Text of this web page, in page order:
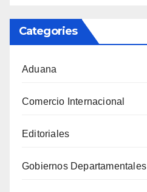
Categories
Aduana
Comercio Internacional
Editoriales
Gobiernos Departamentales